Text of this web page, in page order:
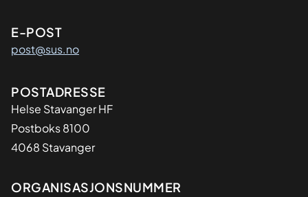
E-POST
post@sus.no
Adresse
POSTADRESSE
Helse Stavanger HF
Postboks 8100
4068 Stavanger
Organisasjon
ORGANISASJONSNUMMER